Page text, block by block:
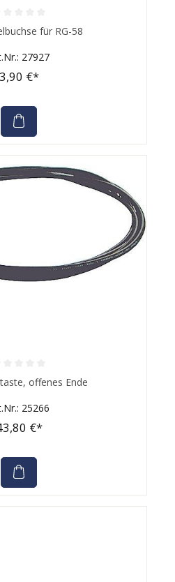
von 0 von 5 Sternen
für RG-58
27927
3,90 €*
von 0 von 5 Sternen
offenes Ende
25266
€*